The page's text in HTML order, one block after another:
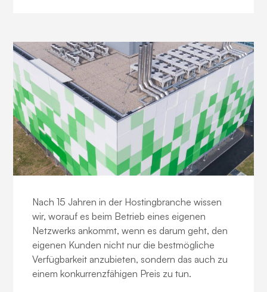
Nach 15 Jahren in der Hostingbranche wissen
wir, worauf es beim Betrieb eines eigenen
Netzwerks ankommt, wenn es darum geht, den
eigenen Kunden nicht nur die bestmögliche
Verfügbarkeit anzubieten, sondern das auch zu
einem konkurrenzfähigen Preis zu tun.